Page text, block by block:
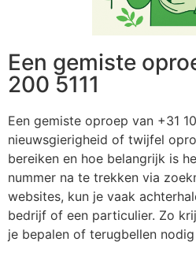
Een gemiste
200 5111
Een gemiste oproep van +31
nieuwsgierigheid of twijfel
bereiken en hoe belangrijk is
nummer na te trekken via
websites, kun je vaak
bedrijf of een particulier. Zo
je bepalen of terugbellen nodig